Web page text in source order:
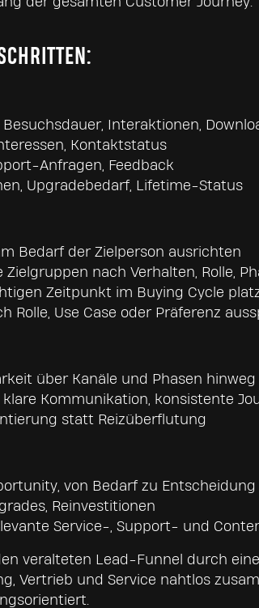
Interaktionen,
Kontaktstatus
Anfragen, Feedback
Upgradebedarf, Lifetime-Status
Bedarf der Zielperson ausrichten
nach Verhalten, Rolle,
Zeitpunkt im Buying Cycle
Rolle, Use Case oder Präferenz
über Kanäle und Phasen hinweg
Kommunikation, konsistente
statt Reizüberflutung
von Bedarf zu Entscheidung
Reinvestitionen
Service-, Support- und
veralteten Lead-Funnel durch
Vertrieb und Service nahtlos